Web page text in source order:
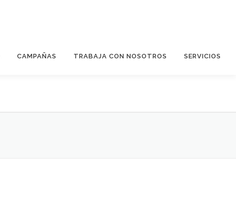
CAMPAÑAS TRABAJA CON NOSOTROS SERVICIOS